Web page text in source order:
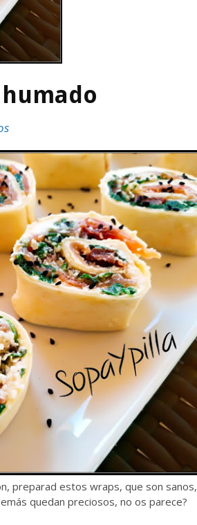
preparad estos wraps, que son sanos,
quedan preciosos, no os parece?